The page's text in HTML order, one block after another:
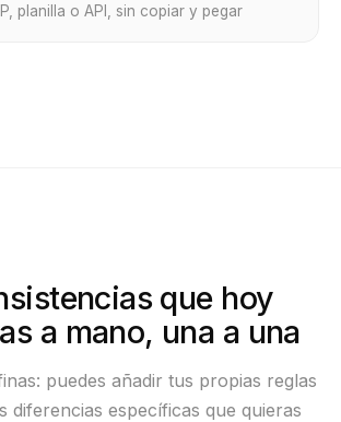
planilla o API, sin copiar y pegar
que hoy
a mano, una a una
puedes añadir tus propias reglas
diferencias específicas que quieras